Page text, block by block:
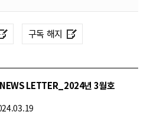
.
0
2
인
구독 해지
LETTER_2024년 3월호